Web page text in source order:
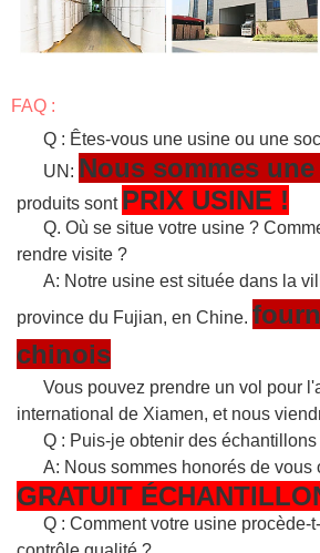
FAQ :
Q : Êtes-vous une usine ou une
UN: Nous sommes
produits sont PRIX USINE !
Q. Où se situe votre usine ?
rendre visite ?
A: Notre usine est située dans la
province du Fujian, en Chine.
chinois
Vous pouvez prendre un vol pour
international de Xiamen, et nous
Q : Puis-je obtenir des échantillons
A: Nous sommes honorés de vous
GRATUIT
Q : Comment votre usine procède-